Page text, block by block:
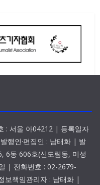
: 서울 아04212 | 등록일자
행인·편집인 : 남태화 | 발
6동 606호(신도림동, 미성
| 전화번호 : 02-2679-
보책임관리자 : 남태화 |